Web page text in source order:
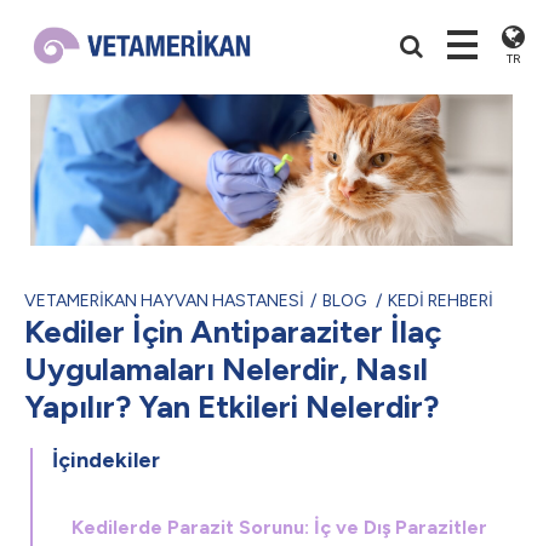
TR
VETAMERİKAN HAYVAN HASTANESİ BLOG KEDİ REHBERİ
Kediler İçin Antiparaziter İlaç
Uygulamaları Nelerdir, Nasıl
Yapılır? Yan Etkileri Nelerdir?
İçindekiler
Kedilerde Parazit Sorunu: İç ve Dış Parazitler